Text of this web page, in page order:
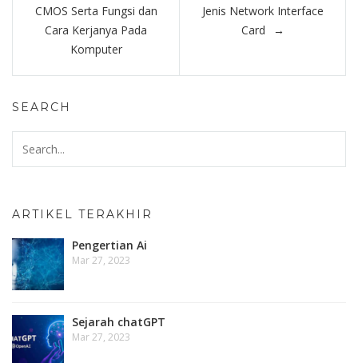
navigation
CMOS Serta Fungsi dan
Cara Kerjanya Pada
Komputer
Jenis Network Interface
Card
SEARCH
ARTIKEL TERAKHIR
Pengertian Ai
Mar 27, 2023
Sejarah chatGPT
Mar 27, 2023